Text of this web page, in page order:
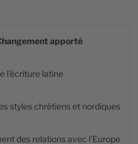
apporté
l'écriture latine
styles chrétiens et nordiques
des relations avec l'Europe